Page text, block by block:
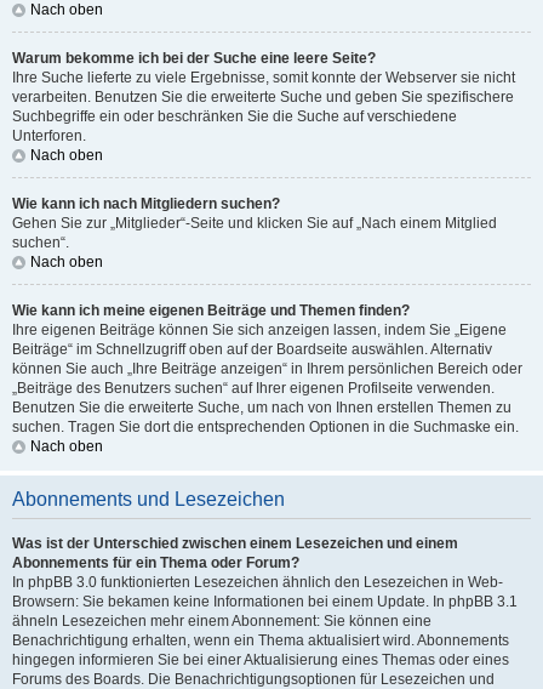
Nach oben
Warum bekomme ich bei der Suche eine leere Seite?
Ihre Suche lieferte zu viele Ergebnisse, somit konnte der Webserver sie nicht
verarbeiten. Benutzen Sie die erweiterte Suche und geben Sie spezifischere
Suchbegriffe ein oder beschränken Sie die Suche auf verschiedene
Unterforen.
Nach oben
Wie kann ich nach Mitgliedern suchen?
Gehen Sie zur „Mitglieder“-Seite und klicken Sie auf „Nach einem Mitglied
suchen“.
Nach oben
Wie kann ich meine eigenen Beiträge und Themen finden?
Ihre eigenen Beiträge können Sie sich anzeigen lassen, indem Sie „Eigene
Beiträge“ im Schnellzugriff oben auf der Boardseite auswählen. Alternativ
können Sie auch „Ihre Beiträge anzeigen“ in Ihrem persönlichen Bereich oder
„Beiträge des Benutzers suchen“ auf Ihrer eigenen Profilseite verwenden.
Benutzen Sie die erweiterte Suche, um nach von Ihnen erstellen Themen zu
suchen. Tragen Sie dort die entsprechenden Optionen in die Suchmaske ein.
Nach oben
Abonnements und Lesezeichen
Was ist der Unterschied zwischen einem Lesezeichen und einem
Abonnements für ein Thema oder Forum?
In phpBB 3.0 funktionierten Lesezeichen ähnlich den Lesezeichen in Web-
Browsern: Sie bekamen keine Informationen bei einem Update. In phpBB 3.1
ähneln Lesezeichen mehr einem Abonnement: Sie können eine
Benachrichtigung erhalten, wenn ein Thema aktualisiert wird. Abonnements
hingegen informieren Sie bei einer Aktualisierung eines Themas oder eines
Forums des Boards. Die Benachrichtigungsoptionen für Lesezeichen und